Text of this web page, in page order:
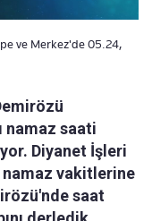
ve Merkez'de 05.24,
namaz saati
Diyanet İşleri
namaz vakitlerine
saat